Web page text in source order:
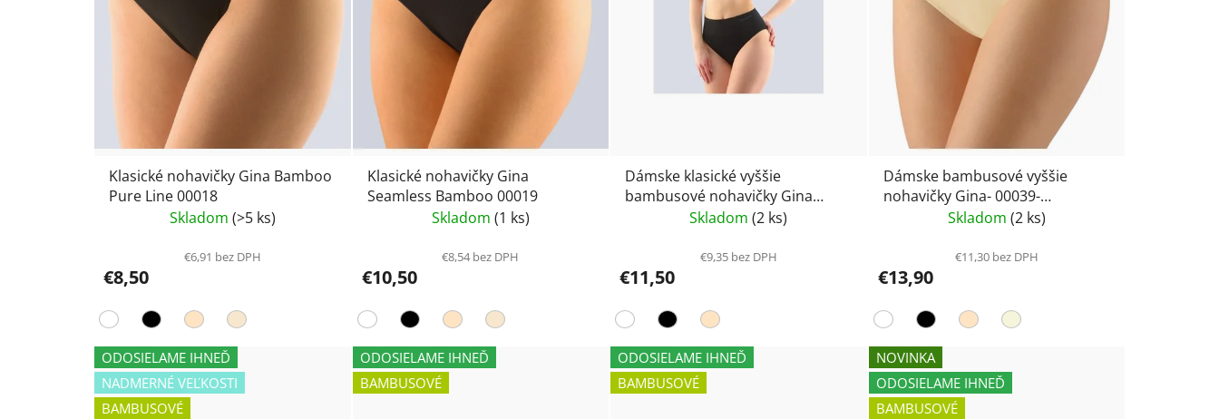
Klasické nohavičky Gina Bamboo
Pure Line 00018
Skladom (>5 ks)
€6,91 bez DPH
€8,50
Klasické nohavičky Gina
Seamless Bamboo 00019
Skladom (1 ks)
€8,54 bez DPH
€10,50
Dámske klasické vyššie
bambusové nohavičky Gina
00035 MARTINA
Skladom(2 ks)
€9,35 bez DPH
€11,50
Dámske bambusové vyššie
nohavičky Gina- 00039-
PETRONELASkladom (2 ks)
€11,30 bez DPH
€13,90
ODOSIELAME IHNEĎ
NADMERNÉ VEĽKOSTI
BAMBUSOVÉ
ODOSIELAME IHNEĎ
BAMBUSOVÉ
ODOSIELAME IHNEĎ
BAMBUSOVÉ
NOVINKA
ODOSIELAME IHNEĎ
BAMBUSOVÉ